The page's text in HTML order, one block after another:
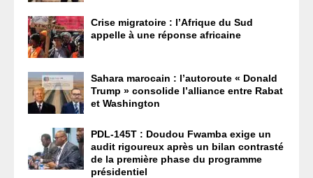
Crise migratoire : l’Afrique du Sud
appelle à une réponse africaine
Sahara marocain : l’autoroute « Donald
Trump » consolide l’alliance entre Rabat
et Washington
PDL-145T : Doudou Fwamba exige un
audit rigoureux après un bilan contrasté
de la première phase du programme
présidentiel